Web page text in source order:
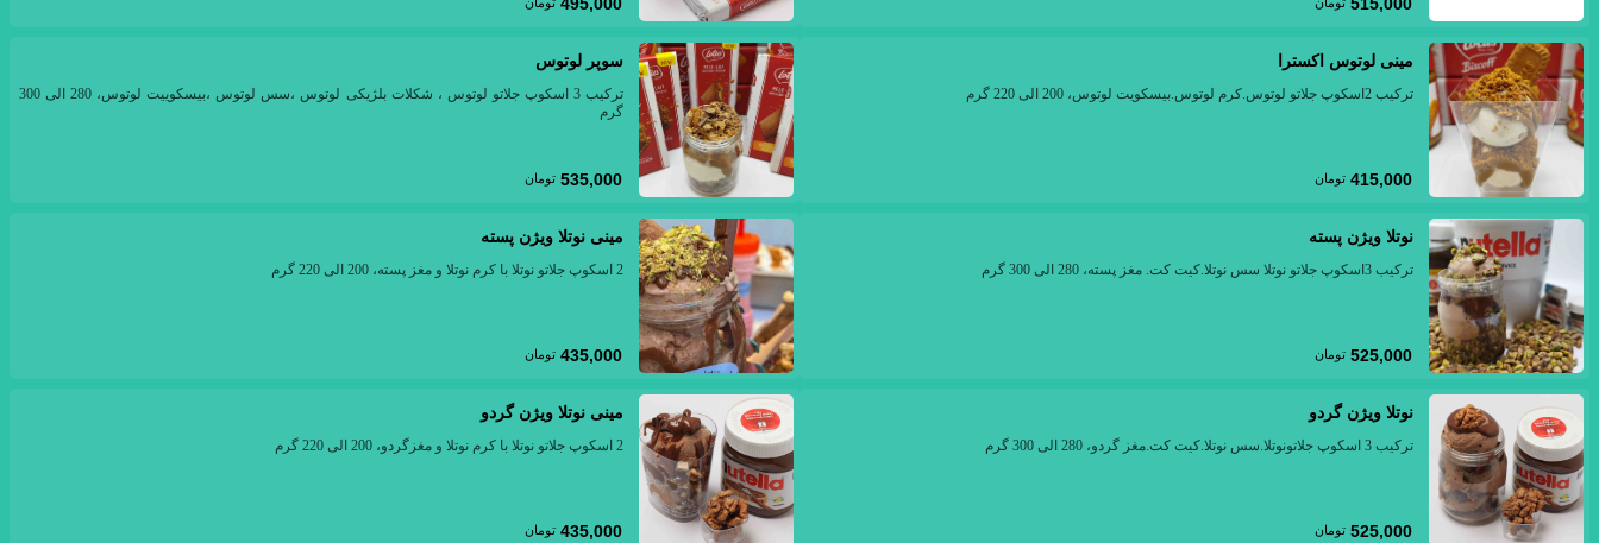
515,000
495,000
مینی لوتوس اکسترا
ترکیب 2اسکوپ جلاتو لوتوس.کرم لوتوس.بیسکویت لوتوس، 200 الی 220 گرم
415,000 تومان
سوپر لوتوس
ترکیب 3 اسکوپ جلاتو لوتوس ، شکلات بلژیکی لوتوس ،سس لوتوس ،بیسکوییت لوتوس، 280 الی 300
گرم
535,000 تومان
نوتلا ویژن پسته
ترکیب 3اسکوپ جلاتو نوتلا سس نوتلا.کیت کت. مغز پسته، 280 الی 300 گرم
525,000 تومان
مینی نوتلا ویژن پسته
2 اسکوپ جلاتو نوتلا با کرم نوتلا و مغز پسته، 200 الی 220 گرم
435,000 تومان
نوتلا ویژن گردو
ترکیب 3 اسکوپ جلاتونوتلا.سس نوتلا.کیت کت.مغز گردو، 280 الی 300 گرم
525,000 تومان
مینی نوتلا ویژن گردو
2 اسکوپ جلاتو نوتلا با کرم نوتلا و مغزگردو، 200 الی 220 گرم
435,000 تومان